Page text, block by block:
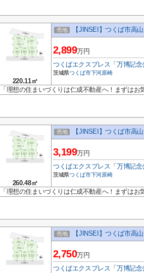
220.11㎡
売地 【JINSEI】つくば市高
2,899万円
つくばエクスプレス 「万博記念
茨城県つくば市下河原崎
「理想の住まいづくりは仁成不動産へ！まずはお
260.48㎡
売地 【JINSEI】つくば市高
3,199万円
つくばエクスプレス 「万博記念
茨城県つくば市下河原崎
「理想の住まいづくりは仁成不動産へ！まずはお
売地 【JINSEI】つくば市高
2,750万円
つくばエクスプレス 「万博記念